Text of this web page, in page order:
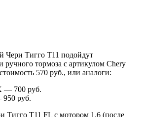
Чери Тигго Т11 подойдут
ручного тормоза с артикулом Chery
570 руб., или аналоги:
— 700 руб.
руб.
Тигго Т11 FL с мотором 1,6 (после